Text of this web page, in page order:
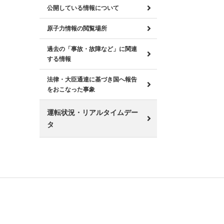
公開している情報について
原子力情報の閲覧場所
過去の「事故・故障など」に関連
する情報
法律・大臣通達に基づき国へ報告
をおこなった事象
運転状況・リアルタイムデー
タ